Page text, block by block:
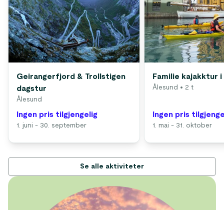
Geirangerfjord & Trollstigen
dagstur
Ålesund
Ingen pris tilgjengelig
1. juni - 30. september
Familie kajakktur i
Ålesund • 2 t
Ingen pris
1. mai - 31. oktober
Se alle aktiviteter